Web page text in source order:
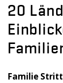
20
Familie